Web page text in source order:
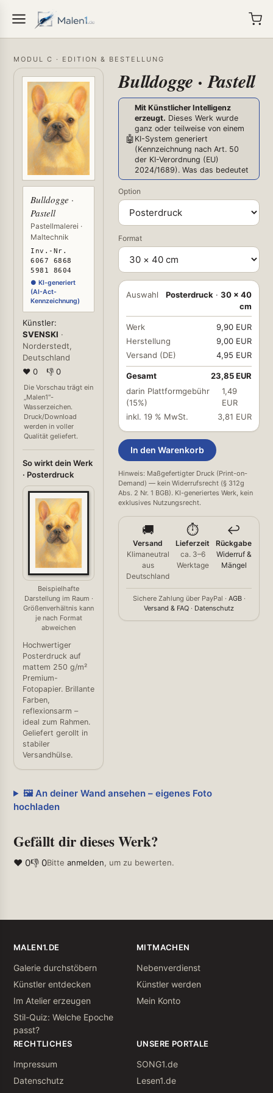
MODUL C · EDITION & BESTELLUNG
Bulldogge ·
Pastell
Pastellmalerei ·
Maltechnik
Inv.-Nr.
6067 6868
5981 8604
● KI-generiert
(AI-Act-
Kennzeichnung)
Künstler:
SVENSKI ·
Norderstedt,
Deutschland
❤ 0
👎 0
Die Vorschau trägt ein
„Malen1"-
Wasserzeichen.
Druck/Download
werden in voller
Qualität geliefert.
So wirkt dein Werk
· Posterdruck
Beispielhafte
Darstellung im Raum ·
Größenverhältnis kann
je nach Format
abweichen
Hochwertiger
Posterdruck auf
mattem 250 g/m²
Premium-
Fotopapier. Brillante
Farben,
reflexionsarm –
ideal zum Rahmen.
Geliefert gerollt in
stabiler
Versandhülse.
Bulldogge · Pastell
🤖
Mit Künstlicher Intelligenz
erzeugt. Dieses Werk wurde
ganz oder teilweise von einem
KI-System generiert
(Kennzeichnung nach Art. 50
der KI-Verordnung (EU)
2024/1689). Was das bedeutet
Option
Format
Auswahl Posterdruck · 30 × 40
cm
Werk
9,90 EUR
Herstellung
9,00 EUR
Versand (DE)
4,95 EUR
Gesamt
23,85 EUR
darin Plattformgebühr
(15%)
1,49
EUR
inkl. 19 % MwSt.
3,81 EUR
In den Warenkorb
Hinweis: Maßgefertigter Druck (Print-on-
Demand) — kein Widerrufsrecht (§ 312g
Abs. 2 Nr. 1 BGB). KI-generiertes Werk, kein
exklusives Nutzungsrecht.
🚚
Versand
Klimaneutral
aus
Deutschland
⏱️
Lieferzeit
ca. 3–6
Werktage
↩️
Rückgabe
Widerruf &
Mängel
Sichere Zahlung über PayPal · AGB·
Versand & FAQ · Datenschutz
🖼️ An deiner Wand ansehen – eigenes Foto
hochladen
Gefällt dir dieses Werk?
❤ 0👎 0Bitte anmelden, um zu bewerten.
MALEN1.DE
Galerie durchstöbern
Künstler entdecken
Im Atelier erzeugen
Stil-Quiz: Welche Epoche
passt?
MITMACHEN
Nebenverdienst
Künstler werden
Mein Konto
RECHTLICHES
Impressum
Datenschutz
UNSERE PORTALE
SONG1.de
Lesen1.de